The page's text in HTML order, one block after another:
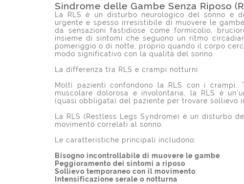
Sindrome delle Gambe Senza Riposo
La RLS è un disturbo neurologico del sonno e
urgente e spesso irresistibile di muovere le
da sensazioni fastidiose come formicolio,
insieme di sintomi che seguono un ritmo
pomeriggio o di notte, proprio quando il corpo
modo significativo con la qualità del sonno.
La differenza tra RLS e crampi notturni
Molti pazienti confondono la RLS con i crampi.
muscolare dolorosa e involontaria, la RLS è
(quasi obbligata) del paziente per trovare sollievo
La RLS (Restless Legs Syndrome) è un disturbo
movimento correlati al sonno.
Le caratteristiche principali includono:
Bisogno incontrollabile di muovere le gambe
Peggioramento dei sintomi a riposo
Sollievo temporaneo con il movimento
Intensificazione serale o notturna